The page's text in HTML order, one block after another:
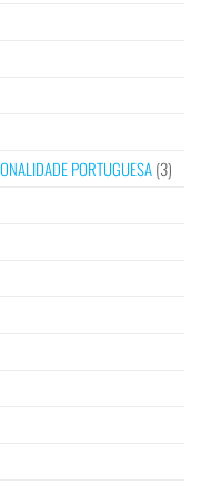
PORTUGUESA(3)